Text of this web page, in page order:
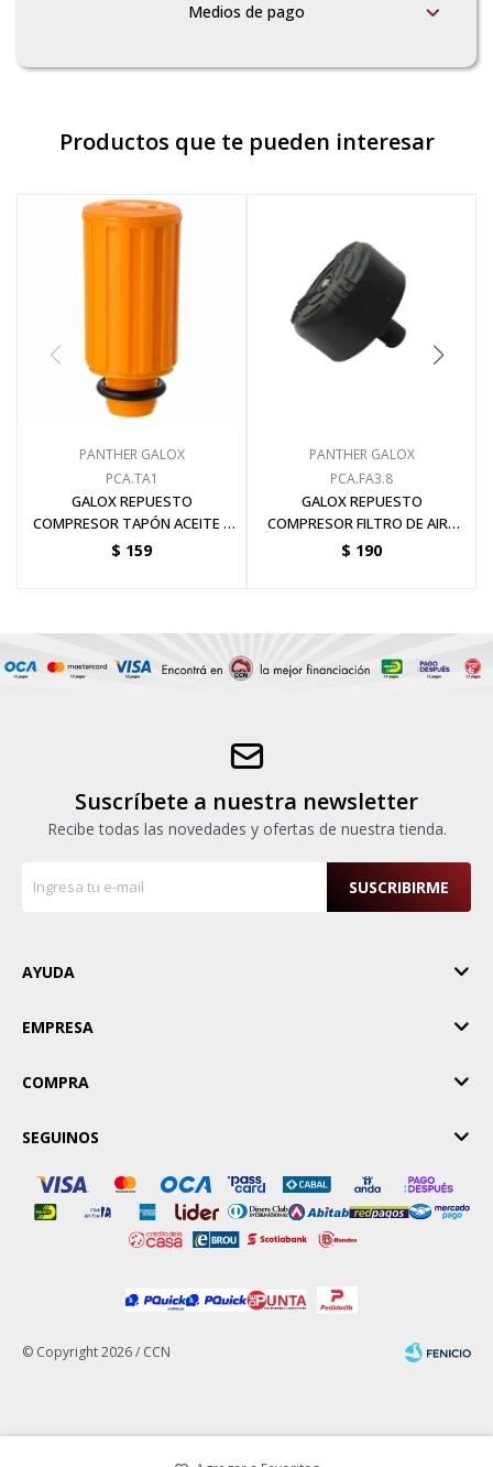
Medios de pago
Productos que te pueden interesar
PANTHER GALOX
PCA.TA1
GALOX REPUESTO
COMPRESOR TAPÓN ACEITE 1
ORIGINAL
$ 159
PANTHER GALOX
PCA.FA3.8
GALOX REPUESTO
COMPRESOR FILTRO DE AIRE
3/8 PLG ORIGINAL
$ 190
Suscríbete a nuestra newsletter
Recibe todas las novedades y ofertas de nuestra tienda.
SUSCRIBIRME
AYUDA
EMPRESA
COMPRA
SEGUINOS
© Copyright 2026 / CCN